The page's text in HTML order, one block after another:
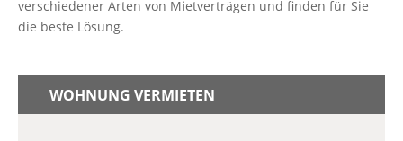
verschiedener Arten von Mietverträgen und finden für Sie
die beste Lösung.
WOHNUNG VERMIETEN